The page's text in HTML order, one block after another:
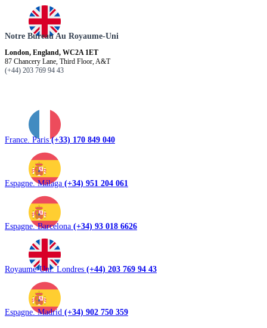
Notre Bureau Au Royaume-Uni
London, England, WC2A 1ET
87 Chancery Lane, Third Floor, A&T
(+44) 203 769 94 43
France. Paris(+33) 170 849 040
Espagne. Málaga (+34) 951 204 061
Espagne. Barcelona (+34) 93 018 6626
Royaume-Uni. Londres (+44) 203 769 94 43
Espagne. Madrid (+34) 902 750 359